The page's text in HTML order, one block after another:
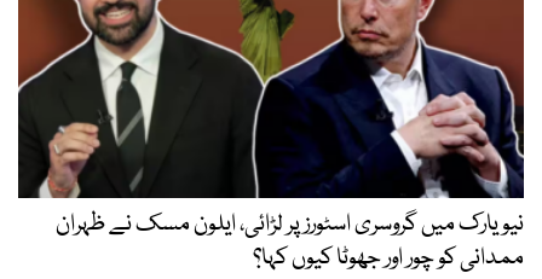
نیویارک میں گروسری اسٹورز پر لڑائی، ایلون مسک نے ظہران
ممدانی کو چور اور جھوٹا کیوں کہا؟